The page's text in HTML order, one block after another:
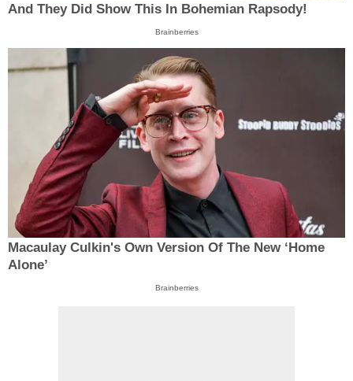
And They Did Show This In Bohemian Rapsody!
Brainberries
Macaulay Culkin's Own Version Of The New ‘Home
Alone’
Brainberries